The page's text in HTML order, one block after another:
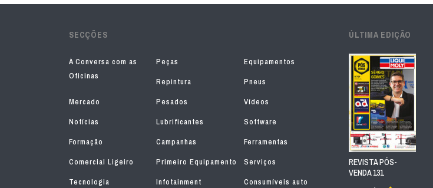
SECÇÕES
À Conversa com as
Oficinas
Peças
Equipamentos
Repintura
Pneus
Mercado
Pesados
Vídeos
Notícias
Lubrificantes
Software
Formação
Campanhas
Ferramentas
Comercial Ligeiro
Primeiro Equipamento
Serviços
Tecnologia
Infotainment Consumíveis auto
ÚLTIMA EDIÇÃO
REVISTA PÓS-
VENDA 131